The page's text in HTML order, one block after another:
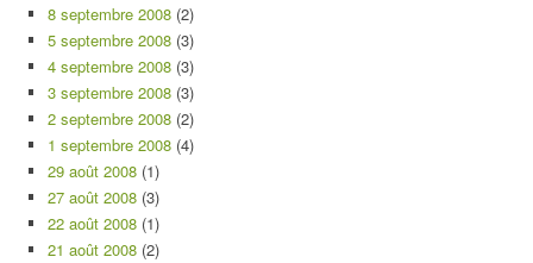
8 septembre 2008 (2)
5 septembre 2008 (3)
4 septembre 2008 (3)
3 septembre 2008 (3)
2 septembre 2008 (2)
1 septembre 2008 (4)
29 août 2008 (1)
27 août 2008 (3)
22 août 2008 (1)
21 août 2008 (2)